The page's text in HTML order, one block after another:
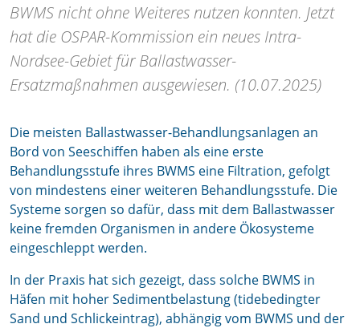
BWMS nicht ohne Weiteres nutzen konnten. Jetzt
hat die OSPAR-Kommission ein neues Intra-
Nordsee-Gebiet für Ballastwasser-
Ersatzmaßnahmen ausgewiesen. (10.07.2025)
Die meisten Ballastwasser-Behandlungsanlagen an
Bord von Seeschiffen haben als eine erste
Behandlungsstufe ihres BWMS eine Filtration, gefolgt
von mindestens einer weiteren Behandlungsstufe. Die
Systeme sorgen so dafür, dass mit dem Ballastwasser
keine fremden Organismen in andere Ökosysteme
eingeschleppt werden.
In der Praxis hat sich gezeigt, dass solche BWMS in
Häfen mit hoher Sedimentbelastung (tidebedingter
Sand und Schlickeintrag), abhängig vom BWMS und der